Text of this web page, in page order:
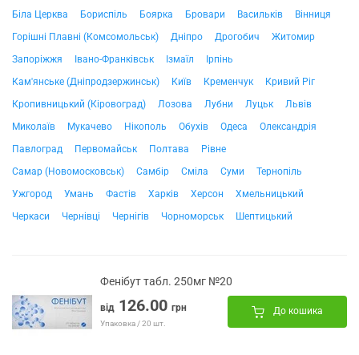
Біла Церква Бориспіль Боярка Бровари Васильків
Вінниця
Горішні Плавні (Комсомольськ)
Дніпро Дрогобич
Житомир
Запоріжжя
Івано-Франківськ Ізмаїл
Ірпінь
Кам'янське (Дніпродзержинськ)
Київ Кременчук
Кривий Ріг
Кропивницький (Кіровоград)
Лозова Лубни Луцьк
Львів
Миколаїв
Мукачево Нікополь Обухів Одеса
Олександрія
Павлоград
Первомайськ Полтава
Рівне
Самар (Новомосковськ)
Самбір Сміла Суми
Тернопіль
Ужгород
Умань Фастів Харків Херсон
Хмельницький
Черкаси
Чернівці Чернігів Чорноморськ Шептицький
Фенібут табл. 250мг №20
від 126.00 грн
Упаковка / 20 шт.
До кошика